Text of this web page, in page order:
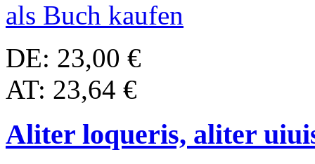
als Buch kaufen
DE: 23,00 €
AT: 23,64 €
Aliter loqueris, aliter